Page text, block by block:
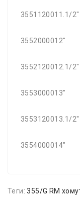
355112001 1.1/2"
355200001 2"
355212001 2.1/2"
355300001 3"
355312001 3.1/2"
355400001 4"
Теги:355/G RM